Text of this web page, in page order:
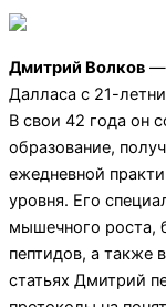
Дмитрий Волков —
Далласа с 21-
В свои 42 года он
образование,
ежедневной
уровня. Его
мышечного роста,
пептидов, а также
статьях Дмитрий